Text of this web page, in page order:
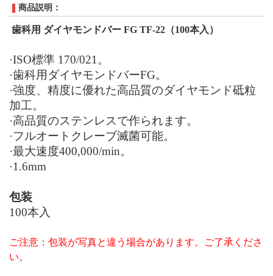
商品説明：
歯科用 ダイヤモンドバー FG TF-22（100本入）
·ISO標準 170/021 。
·歯科用ダイヤモンドバーFG。
·強度、精度に優れた高品質のダイヤモンド砥粒
加工。
·高品質のステンレスで作られます。
·フルオートクレーブ滅菌可能。
·最大速度400,000/min。
·1.6mm
包装
100本入
ご注意： 包装が写真と違う場合があります。ご了承くださ
い。